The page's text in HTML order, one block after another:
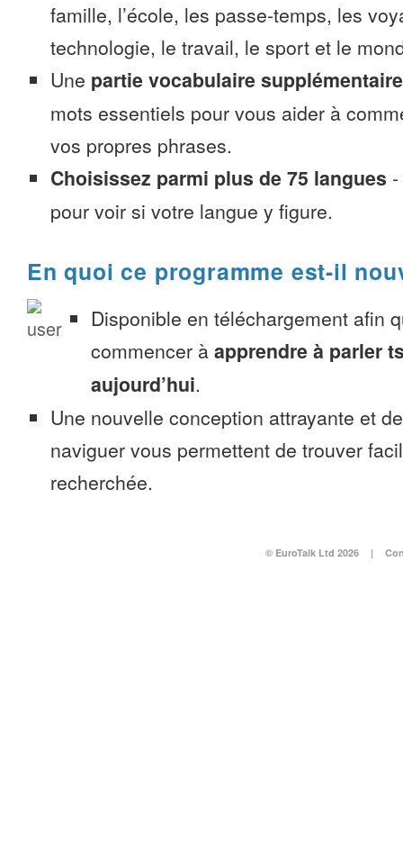
famille, l’école, les passe-temps, les
technologie, le travail, le sport et le
Une partie vocabulaire supplémentaire
mots essentiels pour vous aider à
vos propres phrases.
Choisissez parmi plus de 75 langues -
pour voir si votre langue y figure.
En quoi ce programme est-il
Disponible en téléchargement afin
commencer à apprendre à parler
aujourd’hui.
Une nouvelle conception attrayante et
naviguer vous permettent de trouver
recherchée.
© EuroTalk Ltd 2026 |